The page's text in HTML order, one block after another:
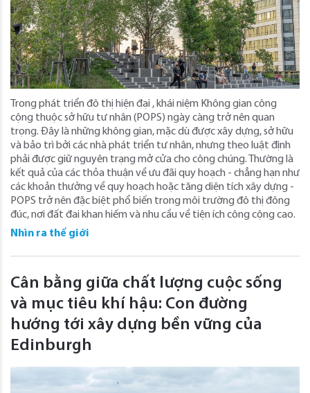
Trong phát triển đô thị hiện đại , khái niệm Không gian công
cộng thuộc sở hữu tư nhân (POPS) ngày càng trở nên quan
trọng. Đây là những không gian, mặc dù được xây dựng, sở hữu
và bảo trì bởi các nhà phát triển tư nhân, nhưng theo luật định
phải được giữ nguyên trạng mở cửa cho công chúng. Thường là
kết quả của các thỏa thuận về ưu đãi quy hoạch - chẳng hạn như
các khoản thưởng về quy hoạch hoặc tăng diện tích xây dựng -
POPS trở nên đặc biệt phổ biến trong môi trường đô thị đông
đúc, nơi đất đai khan hiếm và nhu cầu về tiện ích công cộng cao.
Nhìn ra thế giới
Cân bằng giữa chất lượng cuộc sống
và mục tiêu khí hậu: Con đường
hướng tới xây dựng bền vững của
Edinburgh